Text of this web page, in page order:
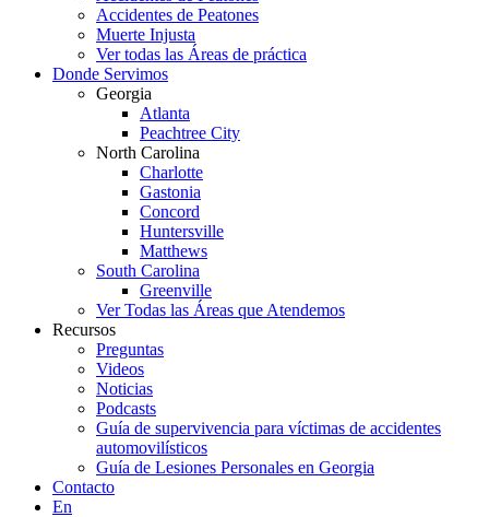
Accidentes de Peatones
Muerte Injusta
Ver todas las Áreas de práctica
Donde Servimos
Georgia
Atlanta
Peachtree City
North Carolina
Charlotte
Gastonia
Concord
Huntersville
Matthews
South Carolina
Greenville
Ver Todas las Áreas que Atendemos
Recursos
Preguntas
Videos
Noticias
Podcasts
Guía de supervivencia para víctimas de accidentes
automovilísticos
Guía de Lesiones Personales en Georgia
Contacto
En